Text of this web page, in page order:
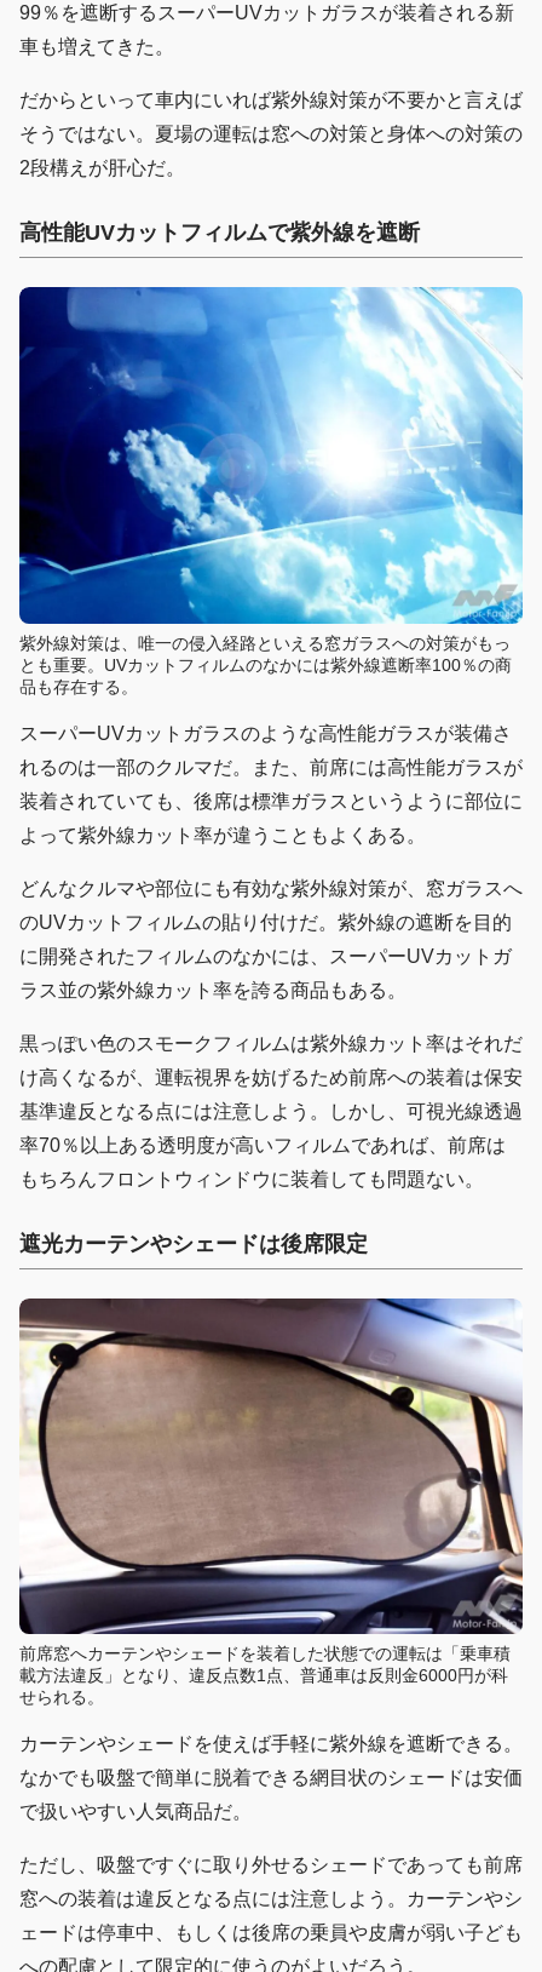
99％を遮断するスーパーUVカットガラスが装着される新
車も増えてきた。
だからといって車内にいれば紫外線対策が不要かと言えば
そうではない。夏場の運転は窓への対策と身体への対策の
2段構えが肝心だ。
高性能UVカットフィルムで紫外線を遮断
紫外線対策は、唯一の侵入経路といえる窓ガラスへの対策がもっ
とも重要。UVカットフィルムのなかには紫外線遮断率100％の商
品も存在する。
スーパーUVカットガラスのような高性能ガラスが装備さ
れるのは一部のクルマだ。また、前席には高性能ガラスが
装着されていても、後席は標準ガラスというように部位に
よって紫外線カット率が違うこともよくある。
どんなクルマや部位にも有効な紫外線対策が、窓ガラスへ
のUVカットフィルムの貼り付けだ。紫外線の遮断を目的
に開発されたフィルムのなかには、スーパーUVカットガ
ラス並の紫外線カット率を誇る商品もある。
黒っぽい色のスモークフィルムは紫外線カット率はそれだ
け高くなるが、運転視界を妨げるため前席への装着は保安
基準違反となる点には注意しよう。しかし、可視光線透過
率70％以上ある透明度が高いフィルムであれば、前席は
もちろんフロントウィンドウに装着しても問題ない。
遮光カーテンやシェードは後席限定
前席窓へカーテンやシェードを装着した状態での運転は「乗車積
載方法違反」となり、違反点数1点、普通車は反則金6000円が科
せられる。
カーテンやシェードを使えば手軽に紫外線を遮断できる。
なかでも吸盤で簡単に脱着できる網目状のシェードは安価
で扱いやすい人気商品だ。
ただし、吸盤ですぐに取り外せるシェードであっても前席
窓への装着は違反となる点には注意しよう。カーテンやシ
ェードは停車中、もしくは後席の乗員や皮膚が弱い子ども
への配慮として限定的に使うのがよいだろう。